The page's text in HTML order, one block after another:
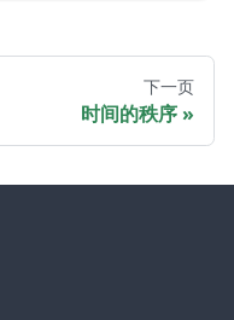
下一页
时间的秩序